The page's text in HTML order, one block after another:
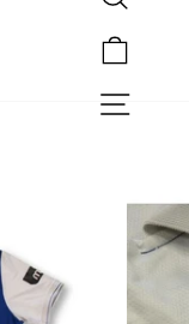
Rechercher
Navigation